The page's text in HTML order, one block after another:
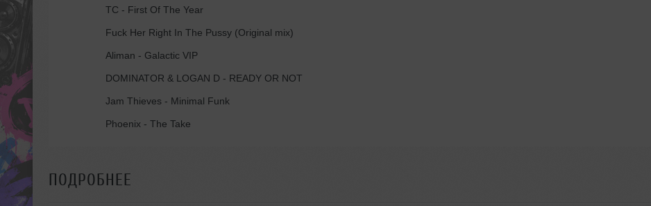
TC - First Of The Year
Fuck Her Right In The Pussy (Original mix)
Aliman - Galactic VIP
DOMINATOR & LOGAN D - READY OR NOT
Jam Thieves - Minimal Funk
Phoenix - The Take
ПОДРОБНЕЕ